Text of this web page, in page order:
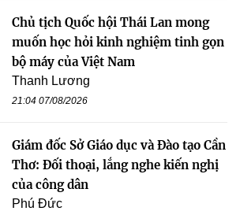
Chủ tịch Quốc hội Thái Lan mong
muốn học hỏi kinh nghiệm tinh gọn
bộ máy của Việt Nam
Thanh Lương
21:04 07/08/2026
Giám đốc Sở Giáo dục và Đào tạo Cần
Thơ: Đối thoại, lắng nghe kiến nghị
của công dân
Phú Đức